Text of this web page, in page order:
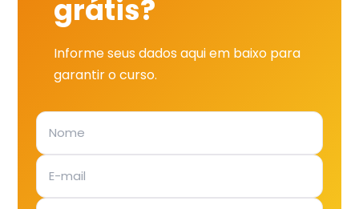
grátis?
Informe seus dados aqui em baixo para
garantir o curso.